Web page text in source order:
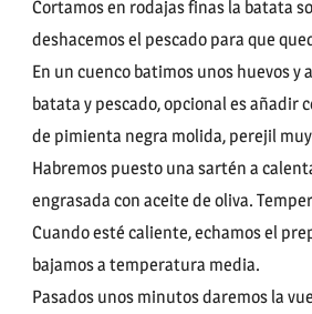
Cortamos en rodajas finas la batata
deshacemos el pescado para que
En un cuenco batimos unos huevos y
batata y pescado, opcional es añadir
de pimienta negra molida, perejil
Habremos puesto una sartén a
engrasada con aceite de oliva.
Cuando esté caliente, echamos el
bajamos a temperatura media.
Pasados unos minutos daremos la